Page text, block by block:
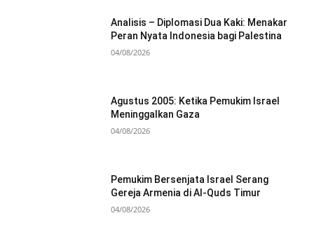
Analisis – Diplomasi Dua Kaki: Menakar
Peran Nyata Indonesia bagi Palestina
04/08/2026
Agustus 2005: Ketika Pemukim Israel
Meninggalkan Gaza
04/08/2026
Pemukim Bersenjata Israel Serang
Gereja Armenia di Al-Quds Timur
04/08/2026